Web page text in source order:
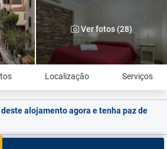
Ver fotos (28)
Localização Serviços
alojamento agora e tenha paz de